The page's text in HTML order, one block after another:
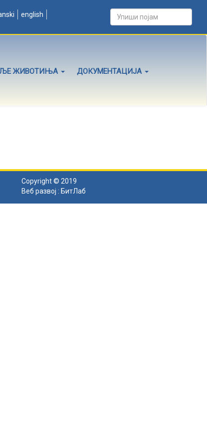
english
ЖИВОТИЊА ДОКУМЕНТАЦИЈА
Copyright © 2019
Веб развој : БитЛаб